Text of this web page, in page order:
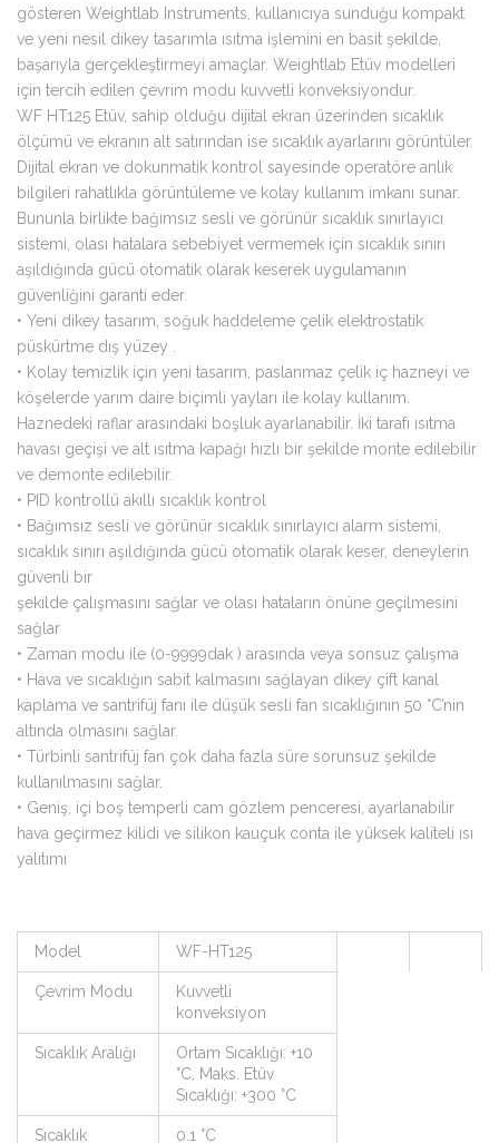
gösteren Weightlab Instruments, kullanıcıya sunduğu kompakt
ve yeni nesil dikey tasarımla ısıtma işlemini en basit şekilde,
başarıyla gerçekleştirmeyi amaçlar. Weightlab Etüv modelleri
için tercih edilen çevrim modu kuvvetli konveksiyondur.
WF HT125 Etüv, sahip olduğu dijital ekran üzerinden sıcaklık
ölçümü ve ekranın alt satırından ise sıcaklık ayarlarını görüntüler.
Dijital ekran ve dokunmatik kontrol sayesinde operatöre anlık
bilgileri rahatlıkla görüntüleme ve kolay kullanım imkanı sunar.
Bununla birlikte bağımsız sesli ve görünür sıcaklık sınırlayıcı
sistemi, olası hatalara sebebiyet vermemek için sıcaklık sınırı
aşıldığında gücü otomatik olarak keserek uygulamanın
güvenliğini garanti eder.
• Yeni dikey tasarım, soğuk haddeleme çelik elektrostatik
püskürtme dış yüzey .
• Kolay temizlik için yeni tasarım, paslanmaz çelik iç hazneyi ve
köşelerde yarım daire biçimli yayları ile kolay kullanım.
Haznedeki raflar arasındaki boşluk ayarlanabilir. İki tarafı ısıtma
havası geçişi ve alt ısıtma kapağı hızlı bir şekilde monte edilebilir
ve demonte edilebilir.
• PID kontrollü akıllı sıcaklık kontrol
• Bağımsız sesli ve görünür sıcaklık sınırlayıcı alarm sistemi,
sıcaklık sınırı aşıldığında gücü otomatik olarak keser, deneylerin
güvenli bir
şekilde çalışmasını sağlar ve olası hataların önüne geçilmesini
sağlar
• Zaman modu ile (0-9999dak ) arasında veya sonsuz çalışma
• Hava ve sıcaklığın sabit kalmasını sağlayan dikey çift kanal
kaplama ve santrifüj fanı ile düşük sesli fan sıcaklığının 50 °C’nin
altında olmasını sağlar.
• Türbinli santrifüj fan çok daha fazla süre sorunsuz şekilde
kullanılmasını sağlar.
• Geniş, içi boş temperli cam gözlem penceresi, ayarlanabilir
hava geçirmez kilidi ve silikon kauçuk conta ile yüksek kaliteli ısı
yalıtımı
Model WF-HT125
Çevrim Modu
Kuvvetli
konveksiyon
Sıcaklık Aralığı
Ortam Sıcaklığı: +10
°C, Maks. Etüv
Sıcaklığı: +300 °C
Sıcaklık 0.1 °C